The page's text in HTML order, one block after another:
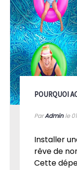
POURQUOI
ParAdminle 01
Installer
rêve de
Cette